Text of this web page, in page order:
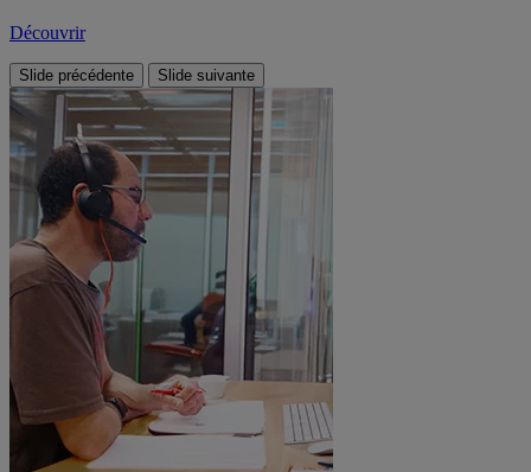
Découvrir
Slide précédente Slide suivante